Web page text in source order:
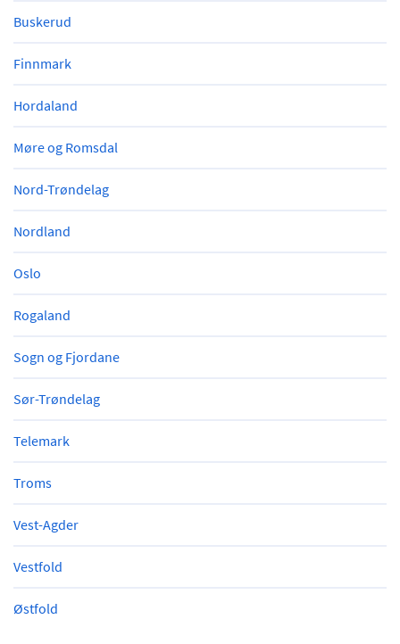
Buskerud
Finnmark
Hordaland
Møre og Romsdal
Nord-Trøndelag
Nordland
Oslo
Rogaland
Sogn og Fjordane
Sør-Trøndelag
Telemark
Troms
Vest-Agder
Vestfold
Østfold